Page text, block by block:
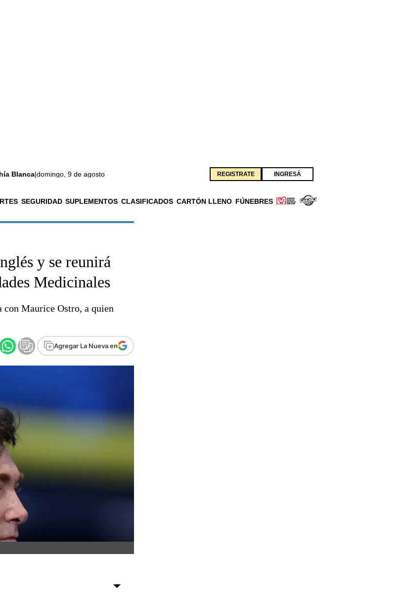
Blanca|domingo, 9 de agosto REGISTRATE INGRESÁ
SEGURIDAD SUPLEMENTOS CLASIFICADOS CARTÓN LLENO FÚNEBRES
y se reunirá
Medicinales
con Maurice Ostro, a quien
Agregar La Nueva en